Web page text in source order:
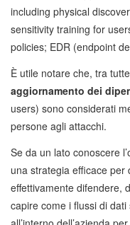
including physical
sensitivity training for
policies; EDR (endpoint
È utile notare che, tra
aggiornamento dei
users) sono considerati
persone agli attacchi.
Se da un lato conoscere
una strategia efficace
effettivamente difendere,
capire come i flussi di